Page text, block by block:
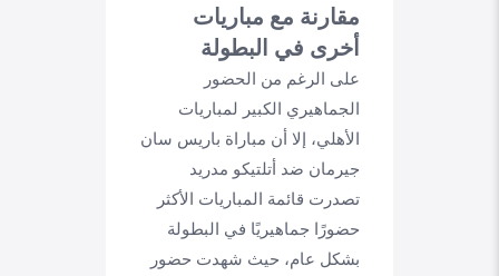
مقارنة مع مباريات
أخرى في البطولة
على الرغم من الحضور
الجماهيري الكبير لمباريات
الأهلي، إلا أن مباراة باريس سان
جيرمان ضد أتلتيكو مدريد
تصدرت قائمة المباريات الأكثر
حضورًا جماهيريًا في البطولة
بشكل عام، حيث شهدت حضور